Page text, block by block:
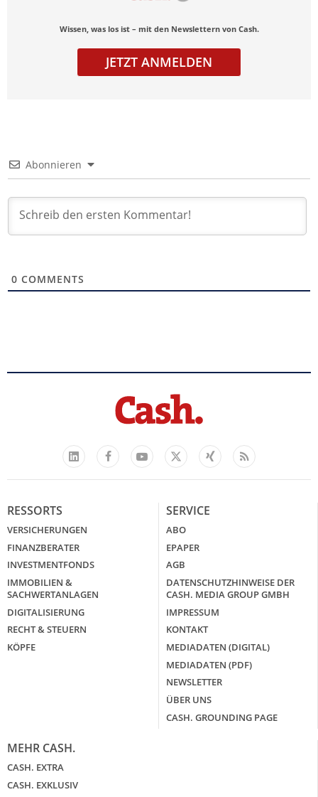
Wissen, was los ist – mit den Newslettern von Cash.
JETZT ANMELDEN
Abonnieren
0 COMMENTS
LinkedIn
FacebookYouTube
X
Xing Feed
RESSORTS
VERSICHERUNGEN
FINANZBERATER
INVESTMENTFONDS
IMMOBILIEN &
SACHWERTANLAGEN
DIGITALISIERUNG
RECHT & STEUERN
KÖPFE
SERVICE
ABO
EPAPER
AGB
DATENSCHUTZHINWEISE DER
CASH. MEDIA GROUP GMBH
IMPRESSUM
KONTAKT
MEDIADATEN (DIGITAL)
MEDIADATEN (PDF)
NEWSLETTER
ÜBER UNS
CASH. GROUNDING PAGE
MEHR CASH.
CASH. EXTRA
CASH. EXKLUSIV